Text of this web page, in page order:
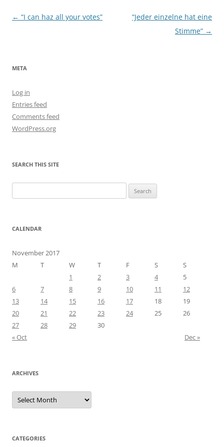
Post
← “I can haz all your votes”
“Jeder einzelne hat eine
Stimme” →
META
Log in
Entries feed
Comments feed
WordPress.org
SEARCH THIS SITE
for:
CALENDAR
November 2017
M
T W T F S
S
1
2 3 4
5
6
7 8 9 10 11
12
13
14 15 16 17 18
19
20
21 22 23 24 25
26
27
28 29
30
« Oct
Dec »
ARCHIVES
Archives
CATEGORIES